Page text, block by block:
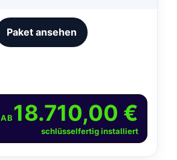
Paket ansehen
AB18.710,00 €
schlüsselfertig installiert